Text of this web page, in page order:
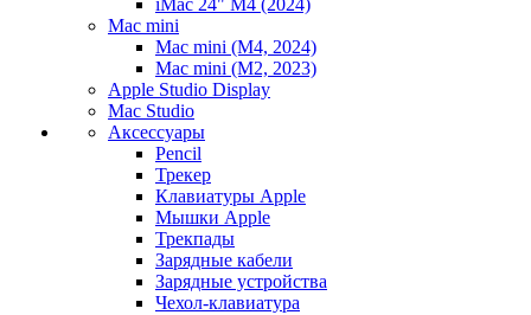
iMac 24" M4 (2024)
Mac mini
Mac mini (M4, 2024)
Mac mini (M2, 2023)
Apple Studio Display
Mac Studio
Аксессуары
Pencil
Трекер
Клавиатуры Apple
Мышки Apple
Трекпады
Зарядные кабели
Зарядные устройства
Чехол-клавиатура